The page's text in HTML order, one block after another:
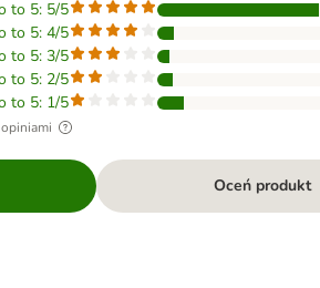
to 5: 5/5
to 5: 4/5
to 5: 3/5
to 5: 2/5
to 5: 1/5
Oceń produkt